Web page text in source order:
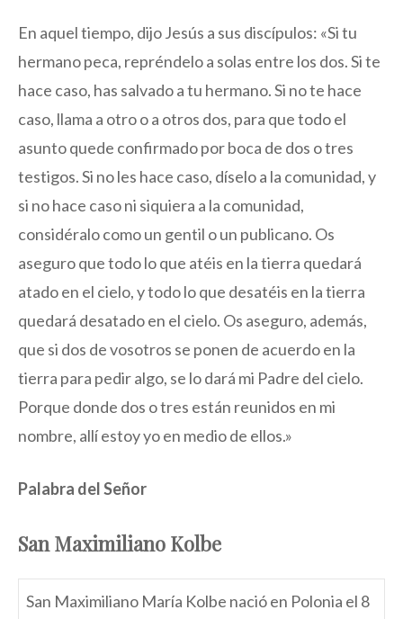
En aquel tiempo, dijo Jesús a sus discípulos: «Si tu
hermano peca, repréndelo a solas entre los dos. Si te
hace caso, has salvado a tu hermano. Si no te hace
caso, llama a otro o a otros dos, para que todo el
asunto quede confirmado por boca de dos o tres
testigos. Si no les hace caso, díselo a la comunidad, y
si no hace caso ni siquiera a la comunidad,
considéralo como un gentil o un publicano. Os
aseguro que todo lo que atéis en la tierra quedará
atado en el cielo, y todo lo que desatéis en la tierra
quedará desatado en el cielo. Os aseguro, además,
que si dos de vosotros se ponen de acuerdo en la
tierra para pedir algo, se lo dará mi Padre del cielo.
Porque donde dos o tres están reunidos en mi
nombre, allí estoy yo en medio de ellos.»
Palabra del Señor
San Maximiliano Kolbe
San Maximiliano María Kolbe nació en Polonia el 8